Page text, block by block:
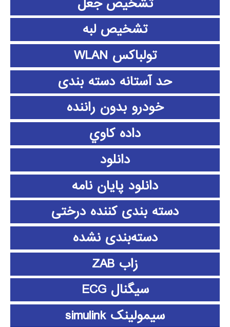
تشخیص لبه
تولباکس WLAN
حد آستانه دسته بندی
خودرو بدون راننده
داده كاوي
دانلود
دانلود پايان نامه
دسته بندی کننده درختی
دسته‌بندی نشده
زاب ZAB
سیگنال ECG
سیمولینک simulink